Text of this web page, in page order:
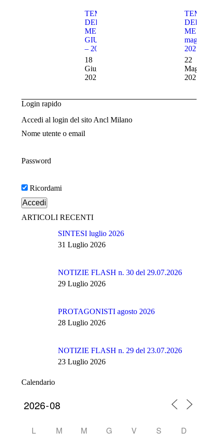
TEMA
DEL
MESE –
GIUGNO
– 2025
18
Giugno
2025
TEMA
DEL
MESE-
maggio-
2025
22
Maggio
2025
Login rapido
Accedi al login del sito Ancl Milano
Nome utente o email
Password
Ricordami
ARTICOLI RECENTI
SINTESI luglio 2026
31 Luglio 2026
NOTIZIE FLASH n. 30 del 29.07.2026
29 Luglio 2026
PROTAGONISTI agosto 2026
28 Luglio 2026
NOTIZIE FLASH n. 29 del 23.07.2026
23 Luglio 2026
Calendario
L M M G V S D